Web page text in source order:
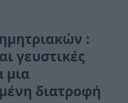
:
γευστικές
μια
διατροφή